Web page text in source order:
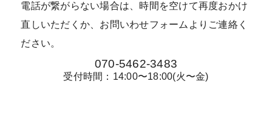
電話が繋がらない場合は、時間を空けて再度おかけ
直しいただくか、お問いわせフォームよりご連絡く
ださい。
070-5462-3483
受付時間：14:00〜18:00(火〜金)